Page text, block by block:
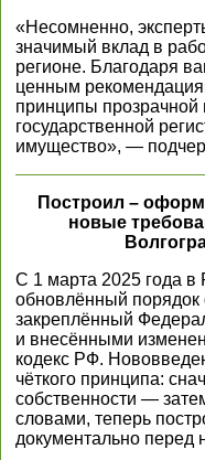
«Несомненно,
значимый вклад в
регионе. Благодаря
ценным
принципы
государственной
имущество», —
Построил –
новые
С 1 марта 2025 года в
обновлённый
закреплённый
и внесёнными
кодекс РФ.
чёткого принципа:
собственности —
словами, теперь
документально перед